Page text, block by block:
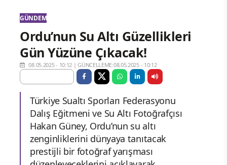
GÜNDEM
Ordu’nun Su Altı Güzellikleri
Gün Yüzüne Çıkacak!
08.05.2025 - 10:12 |GÜNCELLEME:08.05.2025 - 10:12
Türkiye Sualtı Sporları Federasyonu
Dalış Eğitmeni ve Su Altı Fotoğrafçısı
Hakan Güney, Ordu’nun su altı
zenginliklerini dünyaya tanıtacak
prestijli bir fotoğraf yarışması